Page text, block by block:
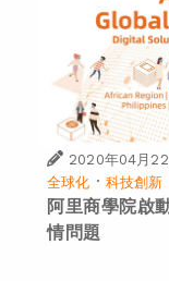
2020年04月22
全球化 · 科技創新
阿里商學院啟
情問題